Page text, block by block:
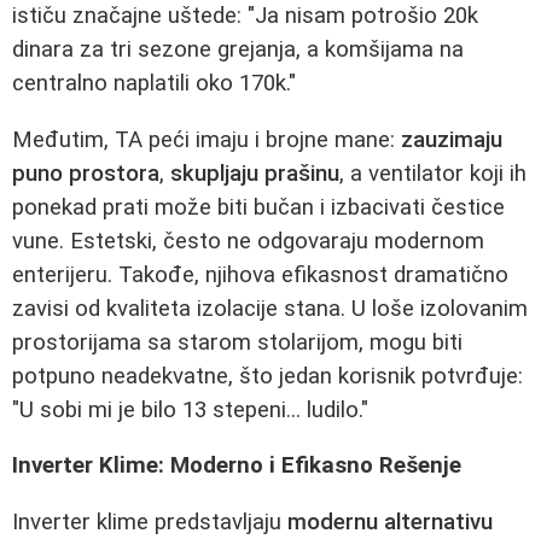
ističu značajne uštede: "Ja nisam potrošio 20k
dinara za tri sezone grejanja, a komšijama na
centralno naplatili oko 170k."
Međutim, TA peći imaju i brojne mane: zauzimaju
puno prostora, skupljaju prašinu, a ventilator koji ih
ponekad prati može biti bučan i izbacivati čestice
vune. Estetski, često ne odgovaraju modernom
enterijeru. Takođe, njihova efikasnost dramatično
zavisi od kvaliteta izolacije stana. U loše izolovanim
prostorijama sa starom stolarijom, mogu biti
potpuno neadekvatne, što jedan korisnik potvrđuje:
"U sobi mi je bilo 13 stepeni... ludilo."
Inverter Klime: Moderno i Efikasno Rešenje
Inverter klime predstavljaju modernu alternativu